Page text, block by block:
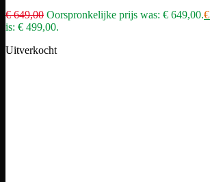
€649,00 Oorspronkelijke prijs was: € 649,00.€
is: € 499,00.
Uitverkocht